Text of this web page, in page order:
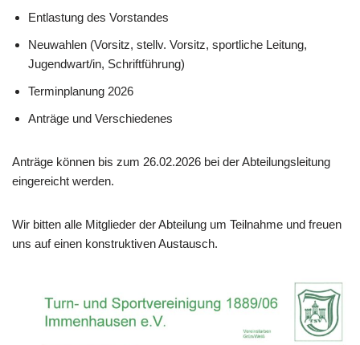
Entlastung des Vorstandes
Neuwahlen (Vorsitz, stellv. Vorsitz, sportliche Leitung,
Jugendwart/in, Schriftführung)
Terminplanung 2026
Anträge und Verschiedenes
Anträge können bis zum 26.02.2026 bei der Abteilungsleitung
eingereicht werden.
Wir bitten alle Mitglieder der Abteilung um Teilnahme und freuen
uns auf einen konstruktiven Austausch.